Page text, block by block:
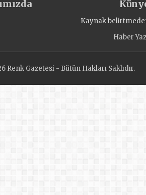
Kaynak
Haber
Renk Gazetesi - Bütün Hakları Saklıdır.